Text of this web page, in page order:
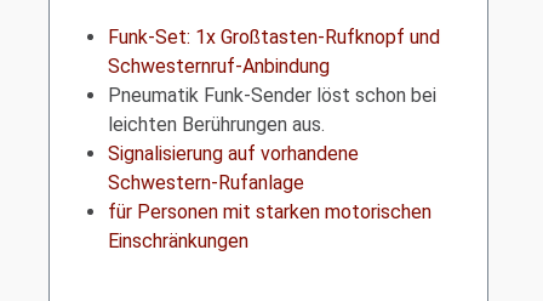
Funk-Set: 1x Großtasten-Rufknopf und
Schwesternruf-Anbindung
Pneumatik Funk-Sender löst schon bei
leichten Berührungen aus.
Signalisierung auf vorhandene
Schwestern-Rufanlage
für Personen mit starken motorischen
Einschränkungen